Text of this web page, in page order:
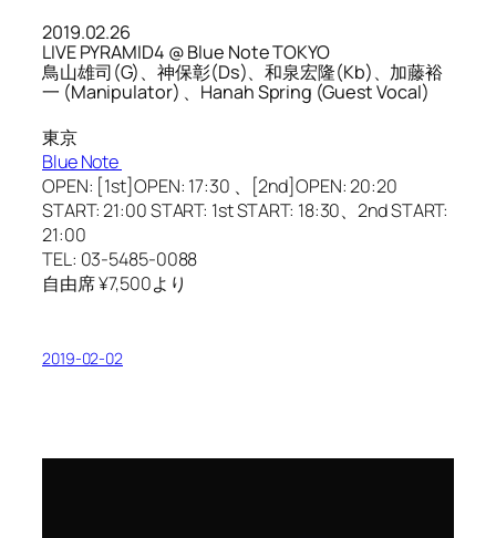
2019.02.26
LIVE PYRAMID4 @ Blue Note TOKYO
鳥山雄司(G)、神保彰(Ds)、和泉宏隆(Kb)、加藤裕
一 (Manipulator) 、Hanah Spring (Guest Vocal)
東京
Blue Note
OPEN: [1st]OPEN: 17:30 、[2nd]OPEN: 20:20
START: 21:00 START: 1st START: 18:30、2nd START:
21:00
TEL: 03-5485-0088
自由席 ¥7,500より
2019-02-02